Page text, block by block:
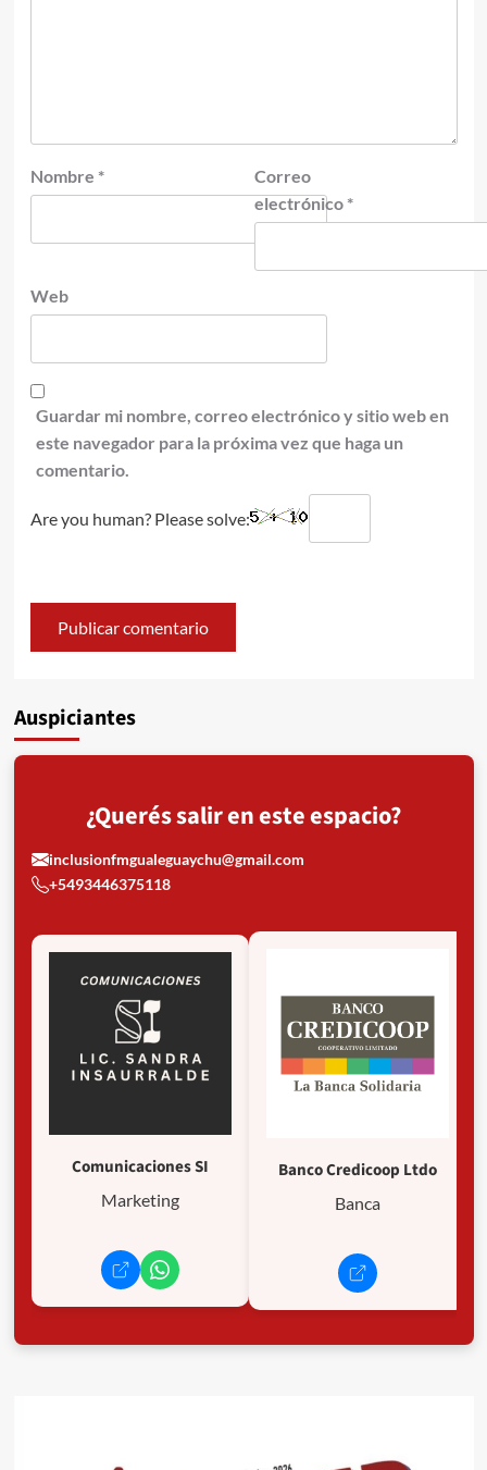
Nombre *
Correo
electrónico *
Web
Guardar mi nombre, correo electrónico y sitio web en
este navegador para la próxima vez que haga un
comentario.
Are you human? Please solve:
Auspiciantes
¿Querés salir en este espacio?
inclusionfmgualeguaychu@gmail.com
+5493446375118
Comunicaciones SI
Marketing
Banco Credicoop Ltdo
Banca